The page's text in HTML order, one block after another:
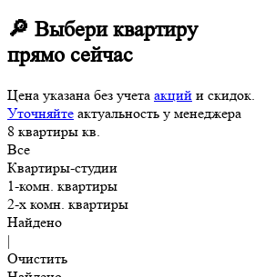
🔎 Выбери квартиру
прямо сейчас
Цена указана без учета акций и скидок.
Уточняйте актуальность у менеджера
8 квартиры кв.
Все
Квартиры-студии
1-комн. квартиры
2-х комн. квартиры
Найдено
|
Очистить